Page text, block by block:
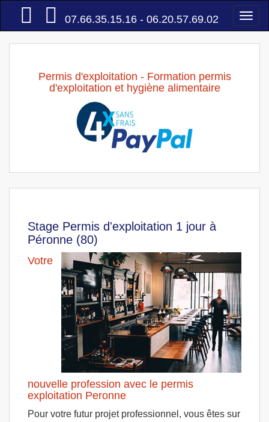
Accueil
07.66.35.15.16 - 06.20.57.69.02
Permis d'exploitation - Formation permis
d'exploitation et hygiène alimentaire
Stage Permis d'exploitation 1 jour à
Péronne (80)
Votre
nouvelle profession avec le permis
exploitation Peronne
Pour votre futur projet professionnel, vous êtes sur